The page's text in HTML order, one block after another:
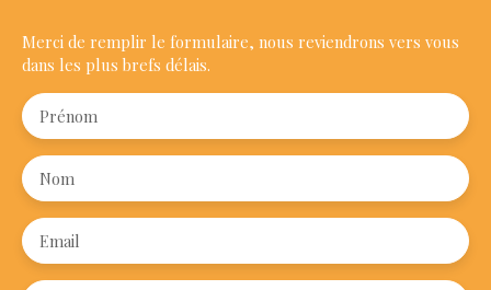
Merci de remplir le formulaire, nous reviendrons vers vous
dans les plus brefs délais.
Prénom
Nom
Email